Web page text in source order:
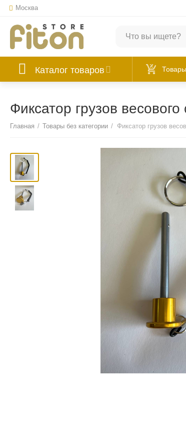
Москва
Каталог товаров
Фиксатор грузов
Главная / Товары без категории /